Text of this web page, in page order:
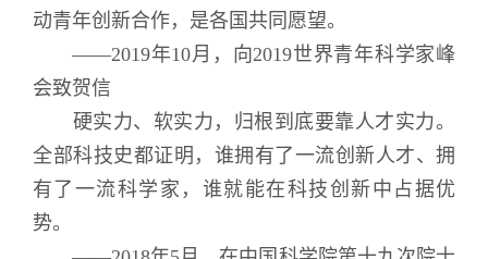
动青年创新合作，是各国共同愿望。
——2019年10月，向2019世界青年科学家峰
会致贺信
硬实力、软实力，归根到底要靠人才实力。
全部科技史都证明，谁拥有了一流创新人才、拥
有了一流科学家，谁就能在科技创新中占据优
势。